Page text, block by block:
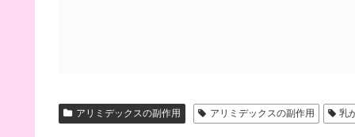
アリミデックスの副作用 アリミデックスの副作用 乳